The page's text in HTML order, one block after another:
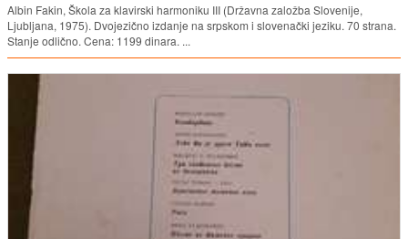
Albin Fakin, Škola za klavirski harmoniku III (Državna založba Slovenije,
Ljubljana, 1975). Dvojezično izdanje na srpskom i slovenački jeziku. 70 strana.
Stanje odlično. Cena: 1199 dinara. ...